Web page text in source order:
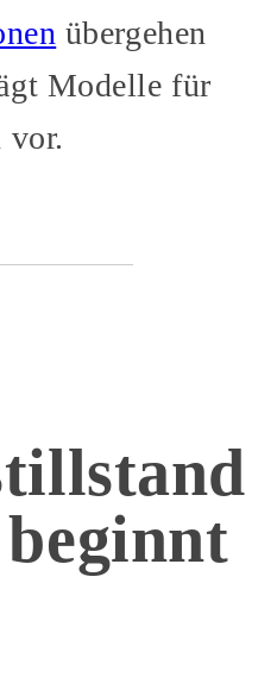
übergehen
Modelle für
vor.